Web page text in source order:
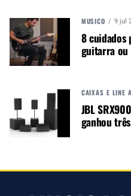
TÓPICOS RELACIONADOS:
PRÓXIMO
NAMM 2026: Spector lança o
50 anos da marca
MÚSICO 9 jul
8 cuidados
guitarra ou
CAIXAS E LINE
JBL
ganhou